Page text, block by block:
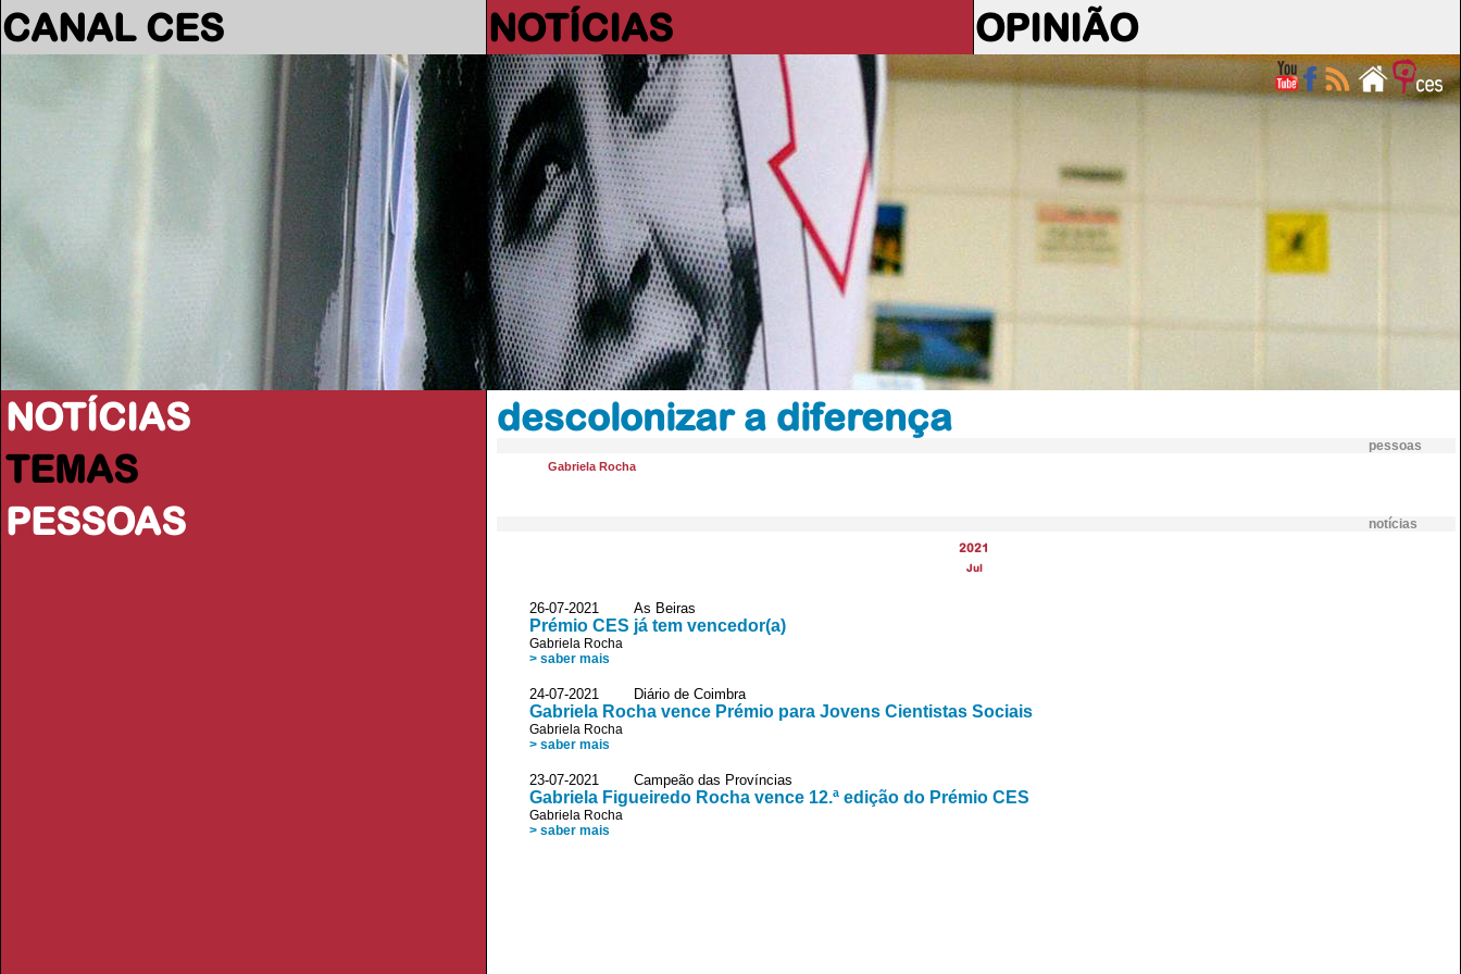
CANAL CES NOTÍCIAS OPINIÃO
NOTÍCIAS
TEMAS
PESSOAS
descolonizar a diferença
pessoas
Gabriela Rocha
notícias
2021
Jul
26-07-2021 As Beiras
Prémio CES já tem vencedor(a)
Gabriela Rocha
> saber mais
24-07-2021 Diário de Coimbra
Gabriela Rocha vence Prémio para Jovens Cientistas Sociais
Gabriela Rocha
> saber mais
23-07-2021 Campeão das Províncias
Gabriela Figueiredo Rocha vence 12.ª edição do Prémio CES
Gabriela Rocha
> saber mais